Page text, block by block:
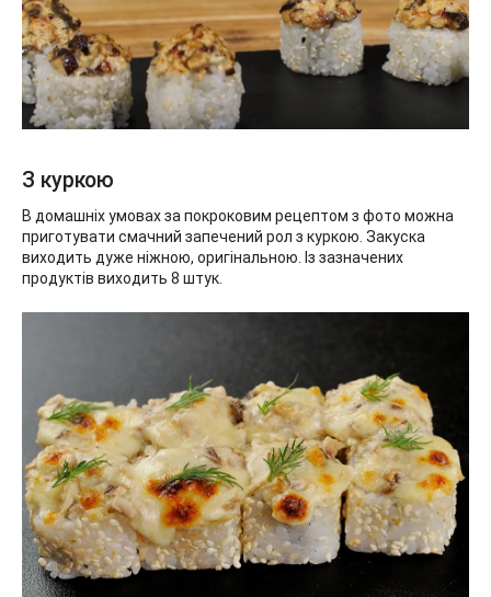
З куркою
В домашніх умовах за покроковим рецептом з фото можна
приготувати смачний запечений рол з куркою. Закуска
виходить дуже ніжною, оригінальною. Із зазначених
продуктів виходить 8 штук.